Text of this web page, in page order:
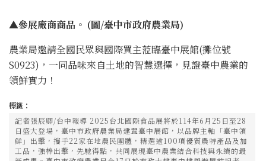
▲參展廠商商品。 (圖/臺中市政府農業局)
農業局邀請全國民眾與國際買主蒞臨臺中展館(攤位號
S0923)，一同品味來自土地的智慧選擇，見證臺中農業的
領鮮實力！
標籤：
記者張辰卿/台中報導 2025台北國際食品展將於114年6月25日至28
日盛大登場，臺中市政府農業局建置臺中展館，以品牌主軸「臺中領
鮮」出擊，攜手22家在地農民團體，精選逾100項優質農特產品及加
工品，強棒出擊，先馳得點，共同展現臺中農業結合科技與永續的最